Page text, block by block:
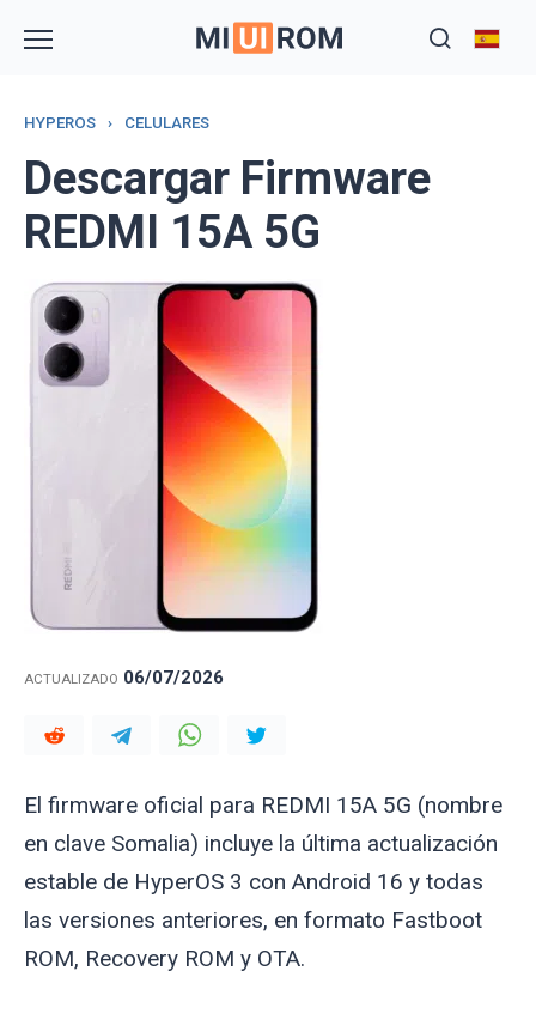
HYPEROS › CELULARES
Descargar Firmware
REDMI 15A 5G
ACTUALIZADO 06/07/2026
El firmware oficial para REDMI 15A 5G (nombre
en clave Somalia) incluye la última actualización
estable de HyperOS 3 con Android 16 y todas
las versiones anteriores, en formato Fastboot
ROM, Recovery ROM y OTA.